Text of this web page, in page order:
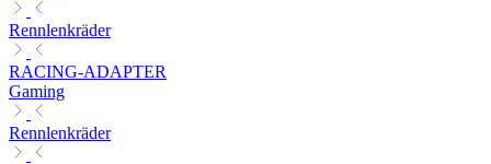
Rennlenkräder
RACING-ADAPTER
Gaming
Rennlenkräder